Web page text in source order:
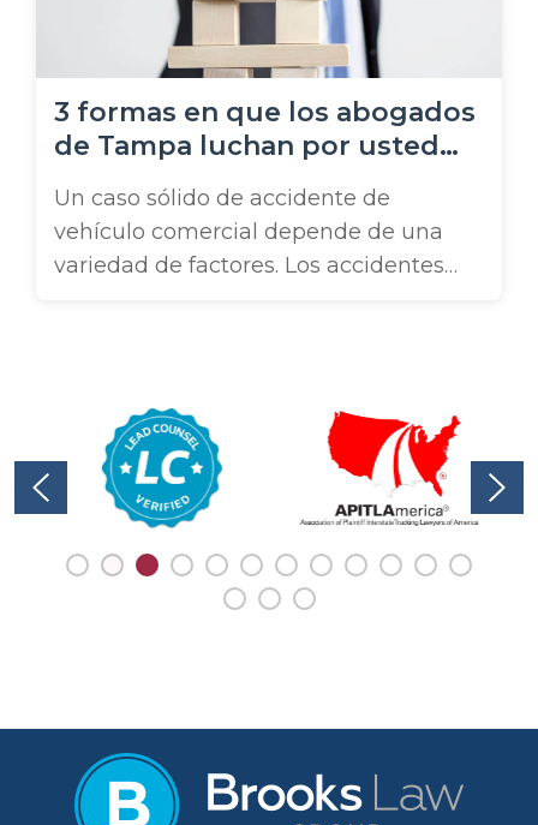
concurridas carreteras y autopistas de
Tampa. Estos vehículos transportan
materiales altamente ...
3 formas en que los abogados
de Tampa luchan por usted
un vehículo comercial
Un caso sólido de accidente de
vehículo comercial depende de una
variedad de factores. Los accidentes
daños materiales sustanciales. Debido
a que estos casos son más complejos
que los accidentes de automóvil
estándar, contar con ...